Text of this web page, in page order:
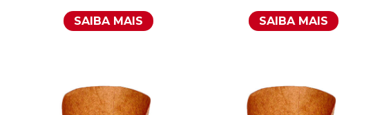
SAIBA MAIS SAIBA MAIS